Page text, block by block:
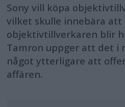
Sony vill köpa
vilket skulle innebära att
objektivtillverkaren blir
Tamron uppger att det i
något ytterligare att
affären.